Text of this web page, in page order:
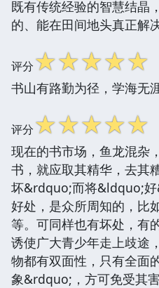
既有传统经验的智慧结晶
的、能在田间地头真正解
评分☆☆☆☆☆
书山有路勤为径，学海无
评分☆☆☆☆☆
现在的书市场，鱼龙混杂
书，就应取其精华，去其
坏&rdquo;而将&ldquo;
好处，是众所周知的，比
等。可同样也有坏处，有
诱使广大青少年走上歧途
物都有双面性，只有全面
象&rdquo;，方可免受其害